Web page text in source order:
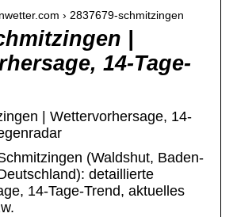
› 2837679-schmitzingen
|
14-Tage-
| Wettervorhersage, 14-
(Waldshut, Baden-
detaillierte
14-Tage-Trend, aktuelles